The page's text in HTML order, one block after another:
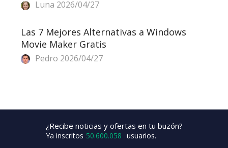
Luna 2026/04/27
Las 7 Mejores Alternativas a Windows
Movie Maker Gratis
Pedro 2026/04/27
¿Recibe noticias y ofertas en tu buzón?
Ya inscritos 50.600.058 usuarios.
+2